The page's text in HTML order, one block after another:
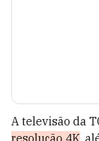
A televisão da
resolução 4K,